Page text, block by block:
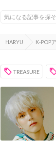
HARYU K-POP
TREASURE